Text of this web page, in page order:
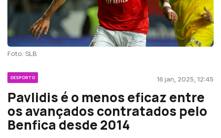
Foto: SLB
DESPORTO 16 jan, 2025, 12:45
Pavlidis é o menos eficaz entre
os avançados contratados pelo
Benfica desde 2014